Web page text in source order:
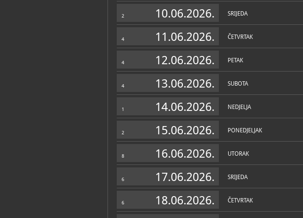
2 10.06.2026. SRIJEDA
4 11.06.2026. ČETVRTAK
4 12.06.2026. PETAK
4 13.06.2026. SUBOTA
1 14.06.2026. NEDJELJA
2 15.06.2026. PONEDJELJAK
8 16.06.2026. UTORAK
6 17.06.2026. SRIJEDA
6 18.06.2026. ČETVRTAK